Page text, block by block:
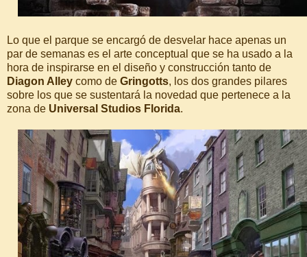
Lo que el parque se encargó de desvelar hace apenas un
par de semanas es el arte conceptual que se ha usado a la
hora de inspirarse en el diseño y construcción tanto de
Diagon Alley como de Gringotts, los dos grandes pilares
sobre los que se sustentará la novedad que pertenece a la
zona de Universal Studios Florida.